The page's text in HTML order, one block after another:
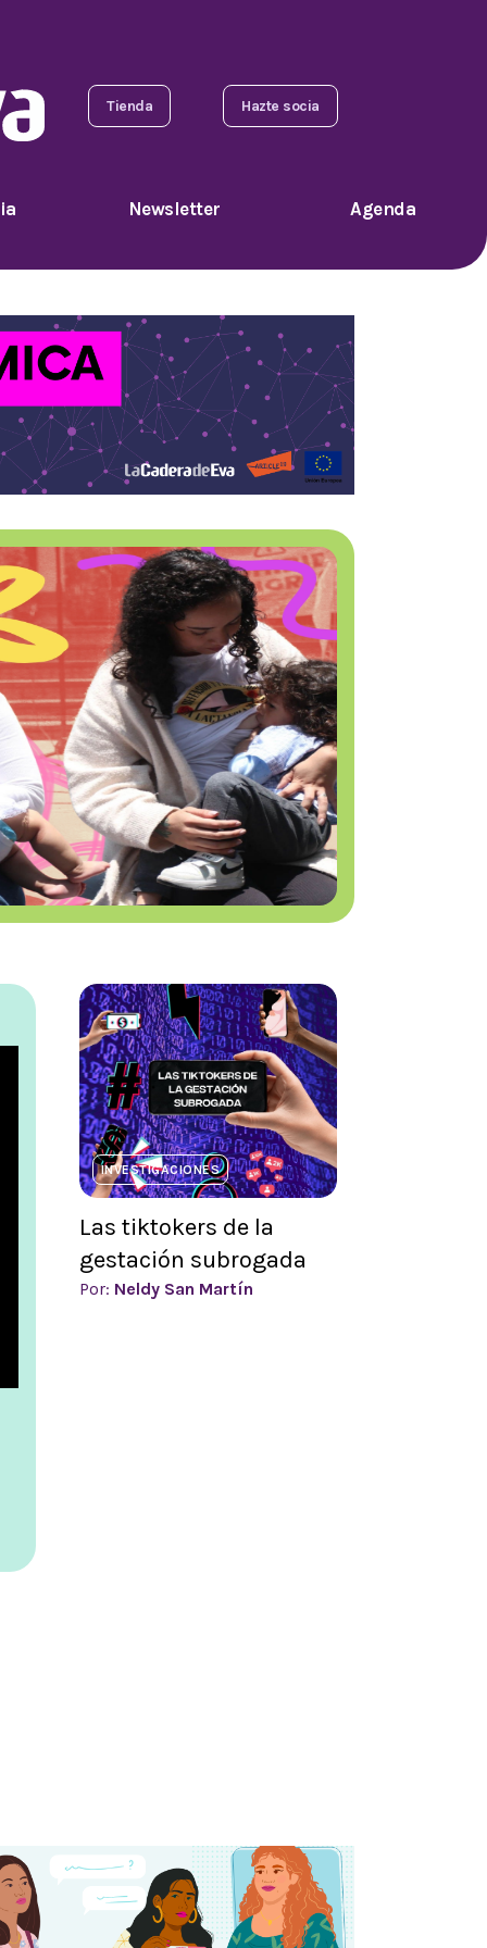
Tienda Hazte socia
Newsletter Agenda
INVESTIGACIONES
Las tiktokers de la
gestación subrogada
Por: Neldy San Martín